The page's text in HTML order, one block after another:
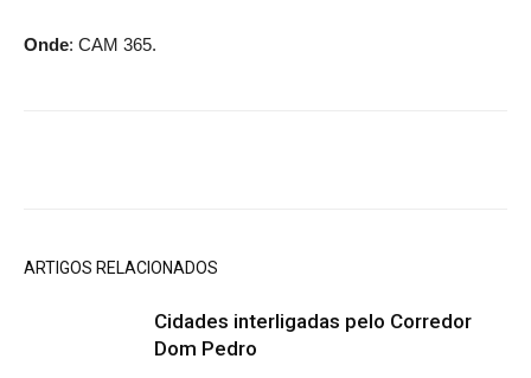
Onde: CAM 365.
ARTIGOS RELACIONADOS
Cidades interligadas pelo Corredor
Dom Pedro